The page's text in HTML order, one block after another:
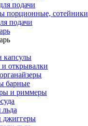
подачи
порционные, сотейники
подачи
открывалки
барные
и риммеры
джиггеры